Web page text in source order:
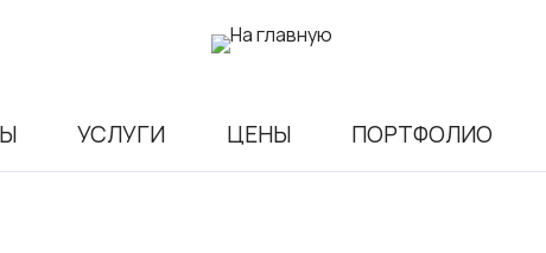
УСЛУГИ ЦЕНЫ ПОРТФОЛИО